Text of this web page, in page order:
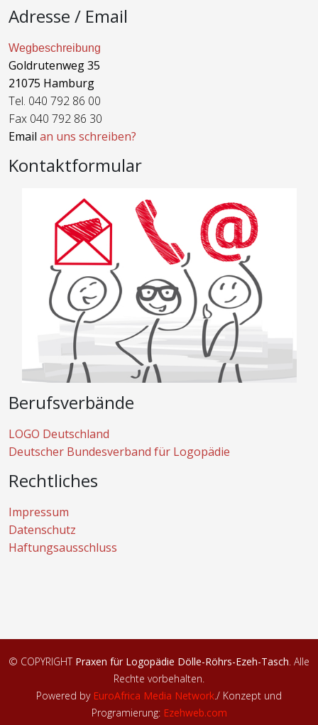
Adresse / Email
Wegbeschreibung
Goldrutenweg 35
21075 Hamburg
Tel. 040 792 86 00
Fax 040 792 86 30
Email an uns schreiben?
Kontaktformular
Berufsverbände
LOGO Deutschland
Deutscher Bundesverband für Logopädie
Rechtliches
Impressum
Datenschutz
Haftungsausschluss
© COPYRIGHT Praxen für Logopädie Dölle-Röhrs-Ezeh-Tasch. Alle
Rechte vorbehalten.
Powered by EuroAfrica Media Network./ Konzept und
Programierung: Ezehweb.com